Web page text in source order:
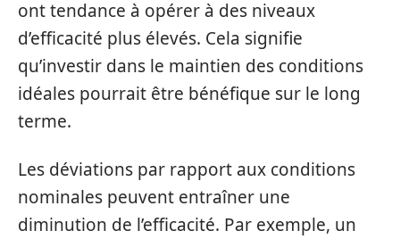
ont tendance à opérer à des niveaux
d’efficacité plus élevés. Cela signifie
qu’investir dans le maintien des conditions
idéales pourrait être bénéfique sur le long
terme.
Les déviations par rapport aux conditions
nominales peuvent entraîner une
diminution de l’efficacité. Par exemple, un